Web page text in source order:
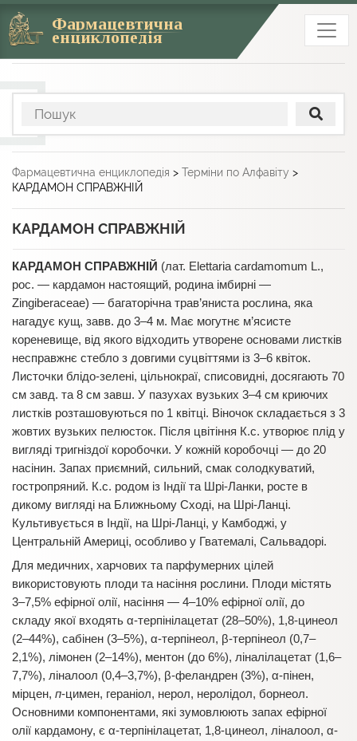
Фармацевтична
енциклопедія
Фармацевтична енциклопедія > Терміни по Алфавіту >
КАРДАМОН СПРАВЖНІЙ
КАРДАМОН СПРАВЖНІЙ
КАРДАМОН СПРАВЖНІЙ (лат. Elettaria cardamomum L.,
рос. — кардамон настоящий, родина імбирні —
Zingiberaceaе) — багаторічна трав’яниста рослина, яка
нагадує кущ, завв. до 3–4 м. Має могутнє м’ясисте
кореневище, від якого відходить утворене основами листків
несправжнє стебло з довгими суцвіттями із 3–6 квіток.
Листочки блідо-зелені, цільнокраї, списовидні, досягають 70
см завд. та 8 см завш. У пазухах вузьких 3–4 см криючих
листків розташовуються по 1 квітці. Віночок складається з 3
жовтих вузьких пелюсток. Після цвітіння К.с. утворює плід у
вигляді тригніздої коробочки. У кожній коробочці — до 20
насінин. Запах приємний, сильний, смак солодкуватий,
гостропряний. К.с. родом із Індії та Шрі-Ланки, росте в
дикому вигляді на Ближньому Сході, на Шрі-Ланці.
Культивується в Індії, на Шрі-Ланці, у Камбоджі, у
Центральній Америці, особливо у Гватемалі, Сальвадорі.
Для медичних, харчових та парфумерних цілей
використовують плоди та насіння рослини. Плоди містять
3–7,5% ефірної олії, насіння — 4–10% ефірної олії, до
складу якої входять α-терпінілацетат (28–50%), 1,8-цинеол
(2–44%), сабінен (3–5%), α-терпінеол, β-терпінеол (0,7–
2,1%), лімонен (2–14%), ментон (до 6%), ліналілацетат (1,6–
7,7%), ліналоол (0,4–3,7%), β-феландрен (3%), α-пінен,
мірцен, п-цимен, гераніол, нерол, неролідол, борнеол.
Основними компонентами, які зумовлюють запах ефірної
олії кардамону, є α-терпінілацетат, 1,8-цинеол, ліналоол, α-